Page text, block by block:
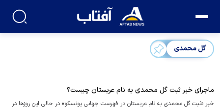
گل محمدی
ماجرای خبر ثبت گل محمدی به نام عربستان چیست؟
خبر «ثبت گل محمدی به نام عربستان در فهرست جهانی یونسکو» در حالی این روزها در